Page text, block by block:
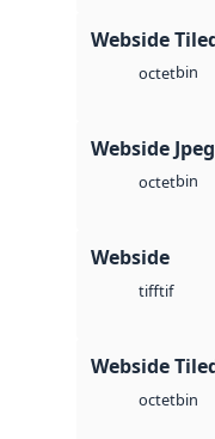
Webside
octetbin
Webside
octetbin
Webside
tifftif
Webside
octetbin